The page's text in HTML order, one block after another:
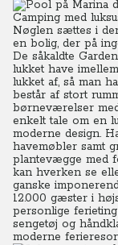
Camping med
Nøglen sættes i
en bolig, der på
De såkaldte
lukket have
lukket af, så man
består af stort
børneværelser
enkelt tale om en
moderne design.
havemøbler samt
plantevægge med
kan hverken se
ganske
12.000 gæster i
personlige
sengetøj og
moderne